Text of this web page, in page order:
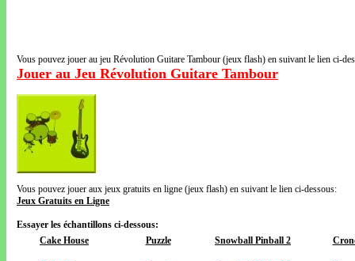
Vous pouvez jouer au jeu Révolution Guitare Tambour (jeux flash) en suivant le lien ci-
Jouer au Jeu Révolution Guitare Tambour
Vous pouvez jouer aux jeux gratuits en ligne (jeux flash) en suivant le lien ci-dessous:
Jeux Gratuits en Ligne
Essayer les échantillons ci-dessous:
Cake House
Puzzle Snowball Pinball 2